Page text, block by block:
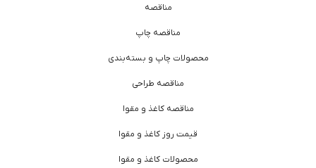
مناقصه
مناقصه چاپ
محصولات چاپ و بسته‌بندی
مناقصه طراحی
مناقصه کاغذ و مقوا
قیمت روز کاغذ و مقوا
محصولات کاغذ و مقوا